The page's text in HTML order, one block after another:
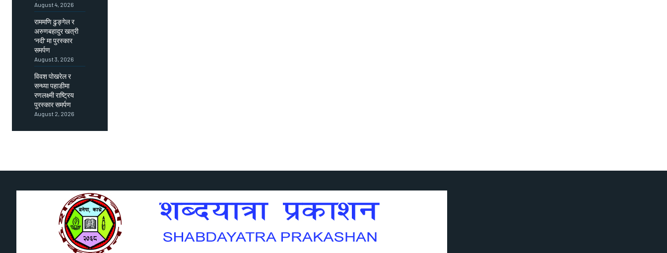
August 4, 2026
राममणि ढुङ्गेल र
अरुणबहादुर खत्री
‘नदी’ मा पुरस्कार
समर्पण
August 3, 2026
विवश पोखरेल र
सन्ध्या पहाडीमा
रणलक्ष्मी राष्ट्रिय
पुरस्कार समर्पण
August 2, 2026